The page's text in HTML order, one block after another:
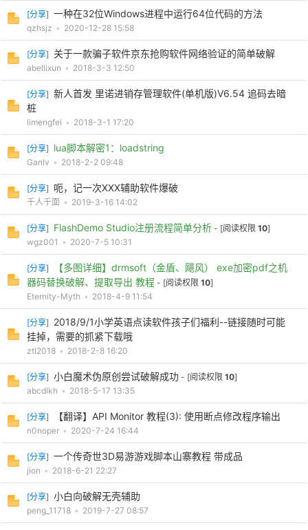
jie.
[分享] 一种在32位Windows进程中运行64位代码的方法
qzhsjz • 2020-12-28 15:58
[分享] 关于一款骗子软件京东抢购软件网络验证的简单破解
abellixun • 2018-3-3 12:50
[分享] 新人首发 里诺进销存管理软件(单机版)V6.54 追码去暗
桩
limengfei • 2018-3-1 17:20
[分享] lua脚本解密1：loadstring
Ganlv • 2018-2-2 09:48
[分享] 呃，记一次XXX辅助软件爆破
千人千面 • 2019-3-16 14:02
[分享] FlashDemo Studio注册流程简单分析 - [阅读权限 10]
wgz001 • 2020-7-5 10:31
[分享]
【多图详细】drmsoft（金盾、飓风） exe加密pdf之机
器码替换破解、提取导出 教程 - [阅读权限 10]
Eternity-Myth • 2018-4-9 11:54
[分享] 2018/9/1小学英语点读软件孩子们福利--链接随时可能
挂掉，需要的抓紧下载哦
ztl2018 • 2018-2-8 16:20
[分享] 小白魔术伪原创尝试破解成功 - [阅读权限 10]
abcdlkh • 2018-5-17 13:35
[分享] 【翻译】API Monitor 教程(3): 使用断点修改程序输出
n0noper • 2020-7-24 16:44
[分享] 一个传奇世3D易游游戏脚本山寨教程 带成品
jion • 2018-6-21 22:27
[分享] 小白向破解无壳辅助
peng_11718 • 2019-7-27 08:57